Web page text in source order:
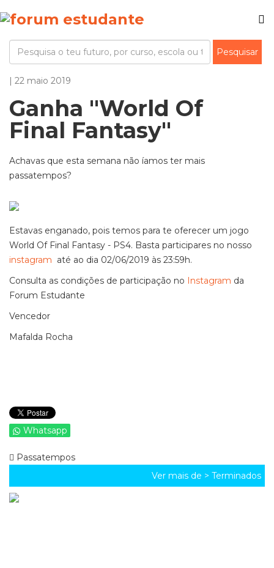
| 22 maio 2019
Ganha "World Of
Final Fantasy"
Achavas que esta semana não íamos ter mais
passatempos?
Estavas enganado, pois temos para te oferecer um jogo
World Of Final Fantasy - PS4. Basta participares no nosso
instagram até ao dia 02/06/2019 às 23:59h.
Consulta as condições de participação no Instagram da
Forum Estudante
Vencedor
Mafalda Rocha
Whatsapp
Passatempos
Ver mais de > Terminados